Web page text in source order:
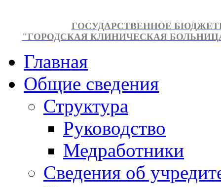
ГОСУДАРСТВЕННОЕ
"ГОРОДСКАЯ КЛИНИЧЕСКАЯ
Главная
Общие сведения
Структура
Руководство
Медработники
Сведения об